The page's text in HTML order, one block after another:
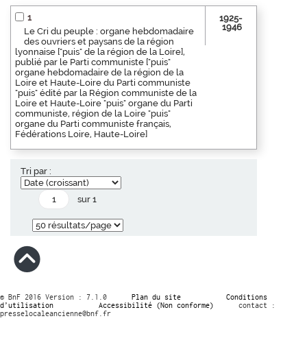
1
Le Cri du peuple : organe hebdomadaire
des ouvriers et paysans de la région
lyonnaise ["puis" de la région de la Loire],
publié par le Parti communiste ["puis"
organe hebdomadaire de la région de la
Loire et Haute-Loire du Parti communiste
"puis" édité par la Région communiste de la
Loire et Haute-Loire "puis" organe du Parti
communiste, région de la Loire "puis"
organe du Parti communiste français,
Fédérations Loire, Haute-Loire]
1925-
1946
Tri par :
sur 1
© BnF 2016 Version : 7.1.0 Plan du site
Conditions
d’utilisation
Accessibilité (Non conforme)
contact :
presselocaleancienne@bnf.fr